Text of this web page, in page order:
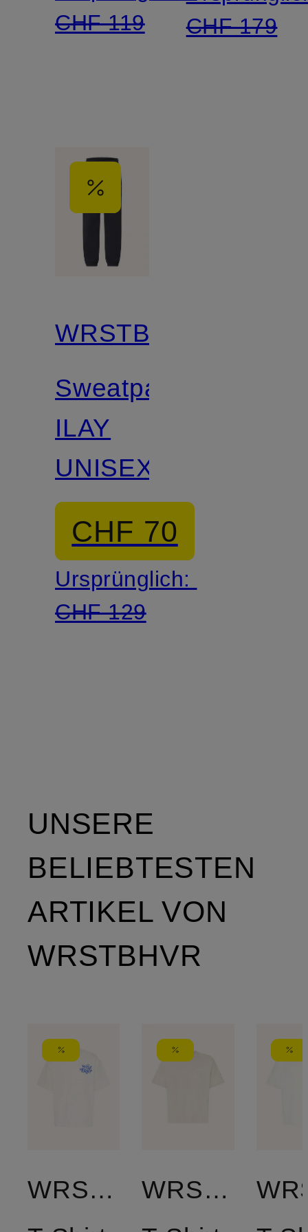
CHF 119
CHF 179
WRSTBHVR
Sweatpants
ILAY
UNISEX
CHF 70
Ursprünglich:
CHF 129
UNSERE
BELIEBTESTEN
ARTIKEL VON
WRSTBHVR
WRSTBHVR
WRSTBHVR